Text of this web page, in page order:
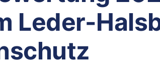
Leder-